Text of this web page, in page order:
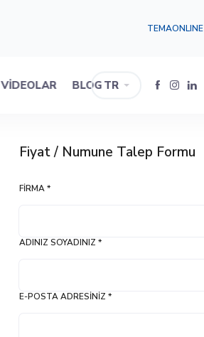
TEMAONLINE
VIDEOLAR BLOG TR
Fiyat / Numune Talep Formu
FIRMA *
ADINIZ SOYADINIZ *
E-POSTA ADRESINIZ *